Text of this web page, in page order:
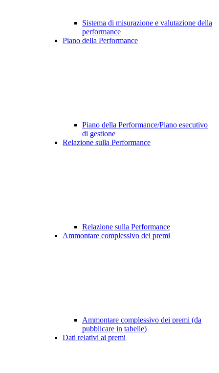
Sistema di misurazione e valutazione della
performance
Piano della Performance
Piano della Performance/Piano esecutivo
di gestione
Relazione sulla Performance
Relazione sulla Performance
Ammontare complessivo dei premi
Ammontare complessivo dei premi (da
pubblicare in tabelle)
Dati relativi ai premi